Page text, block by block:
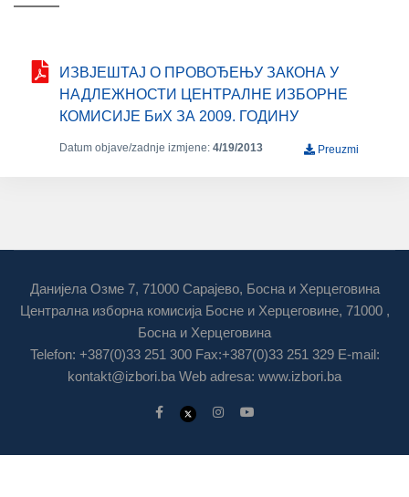
ИЗВЈЕШТАЈ О ПРОВОЂЕЊУ ЗАКОНА У
НАДЛЕЖНОСТИ ЦЕНТРАЛНЕ ИЗБОРНЕ
КОМИСИЈЕ БиХ ЗА 2009. ГОДИНУ
Datum objave/zadnje izmjene: 4/19/2013 Preuzmi
Данијела Озме 7, 71000 Сарајево, Босна и Херцеговина
Централна изборна комисија Босне и Херцеговине, 71000 ,
Босна и Херцеговина
Telefon: +387(0)33 251 300 Fax:+387(0)33 251 329 E-mail:
kontakt@izbori.ba Web adresa: www.izbori.ba